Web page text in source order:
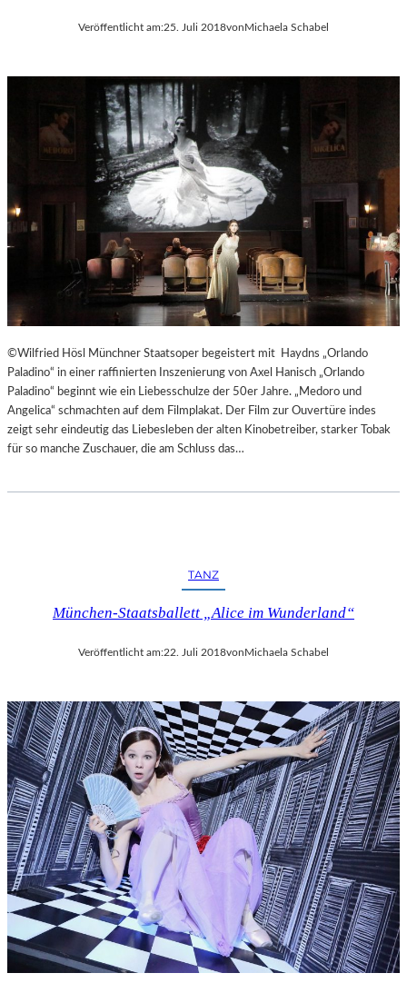
Veröffentlicht am:25. Juli 2018vonMichaela Schabel
©Wilfried Hösl Münchner Staatsoper begeistert mit Haydns „Orlando
Paladino“ in einer raffinierten Inszenierung von Axel Hanisch „Orlando
Paladino“ beginnt wie ein Liebesschulze der 50er Jahre. „Medoro und
Angelica“ schmachten auf dem Filmplakat. Der Film zur Ouvertüre indes
zeigt sehr eindeutig das Liebesleben der alten Kinobetreiber, starker Tobak
für so manche Zuschauer, die am Schluss das…
TANZ
München-Staatsballett „Alice im Wunderland“
Veröffentlicht am:22. Juli 2018vonMichaela Schabel